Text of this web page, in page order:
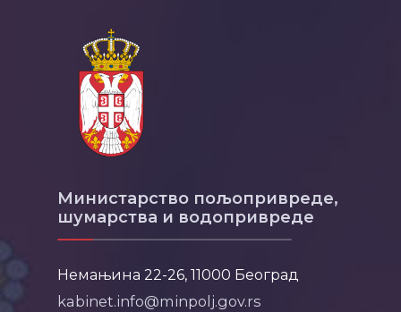
Министарство пољопривреде,
шумарства и водопривреде
Немањина 22-26, 11000 Београд
kabinet.info@minpolj.gov.rs